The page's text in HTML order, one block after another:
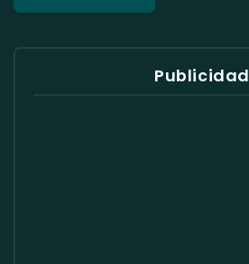
Publicidad